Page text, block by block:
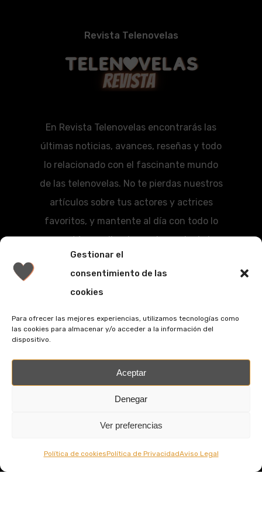
Gestionar el
consentimiento de las
cookies
Para ofrecer las mejores experiencias, utilizamos tecnologías como
las cookies para almacenar y/o acceder a la información del
dispositivo.
Aceptar
Denegar
Ver preferencias
Política de cookiesPolítica de PrivacidadAviso Legal
Revista Telenovelas
En Revista Telenovelas encontrarás las
últimas noticias, avances, reseñas y todo
lo relacionado con el fascinante mundo
de las telenovelas. No te pierdas nuestros
artículos sobre tus actores y actrices
favoritos, y mantente al día con todo lo
que está sucediendo en el mundo de las
series románticas.
Mail:telenovelasrevista@gmail.com
Política de Privacidad Aviso Legal